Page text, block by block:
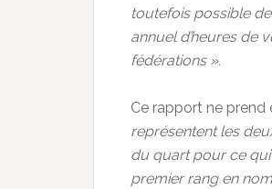
toutefois possible
annuel d’heures de
fédérations ».
Ce rapport ne
représentent les
du quart pour ce
premier rang en